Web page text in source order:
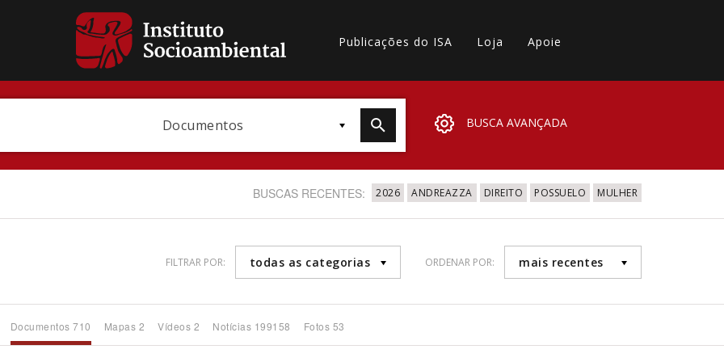
Publicações do ISA Loja Apoie
Documentos BUSCA AVANÇADA
BUSCAS RECENTES: 2026 ANDREAZZA DIREITO POSSUELO MULHER
FILTRAR POR: todas as categorias ORDENAR POR: mais recentes
Documentos 710 Mapas 2 Vídeos 2 Notícias 199158 Fotos 53